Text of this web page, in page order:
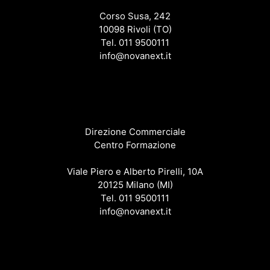
Corso Susa, 242
10098 Rivoli (TO)
Tel. 011 9500111
info@novanext.it
Direzione Commerciale
Centro Formazione
Viale Piero e Alberto Pirelli, 10A
20125 Milano (MI)
Tel. 011 9500111
info@novanext.it